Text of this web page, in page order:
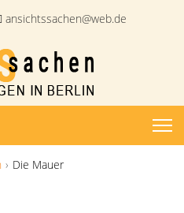
ansichtssachen@web.de
Die Mauer